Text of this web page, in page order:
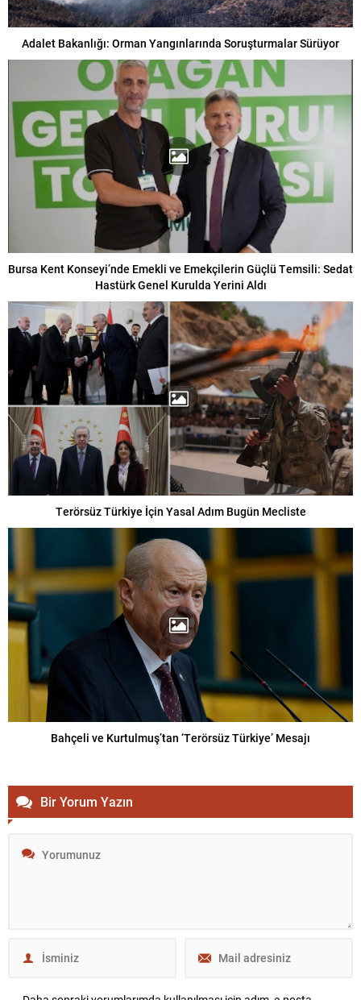
Adalet Bakanlığı: Orman Yangınlarında Soruşturmalar Sürüyor
Bursa Kent Konseyi’nde Emekli ve Emekçilerin Güçlü Temsili: Sedat
Hastürk Genel Kurulda Yerini Aldı
Terörsüz Türkiye İçin Yasal Adım Bugün Mecliste
Bahçeli ve Kurtulmuş’tan ‘Terörsüz Türkiye’ Mesajı
Bir Yorum Yazın